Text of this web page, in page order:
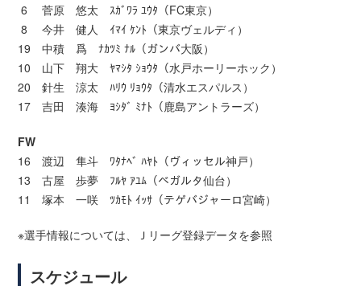
6 菅原 悠太 ｽｶﾞﾜﾗ ﾕｳﾀ（FC東京）
8 今井 健人 ｲﾏｲ ｹﾝﾄ（東京ヴェルディ）
19 中積 爲 ﾅｶﾂﾐ ﾅﾙ（ガンバ大阪）
10 山下 翔大 ﾔﾏｼﾀ ｼｮｳﾀ（水戸ホーリーホック）
20 針生 涼太 ﾊﾘｳ ﾘｮｳﾀ（清水エスパルス）
17 吉田 湊海 ﾖｼﾀﾞ ﾐﾅﾄ（鹿島アントラーズ）
FW
16 渡辺 隼斗 ﾜﾀﾅﾍﾞ ﾊﾔﾄ（ヴィッセル神戸）
13 古屋 歩夢 ﾌﾙﾔ ｱﾕﾑ（ベガルタ仙台）
11 塚本 一咲 ﾂｶﾓﾄ ｲｯｻ（テゲバジャーロ宮崎）
※選手情報については、Ｊリーグ登録データを参照
スケジュール